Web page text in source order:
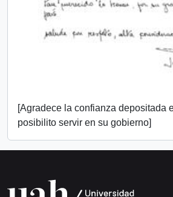
[Agradece la confianza depositada
posibilito servir en su gobierno]